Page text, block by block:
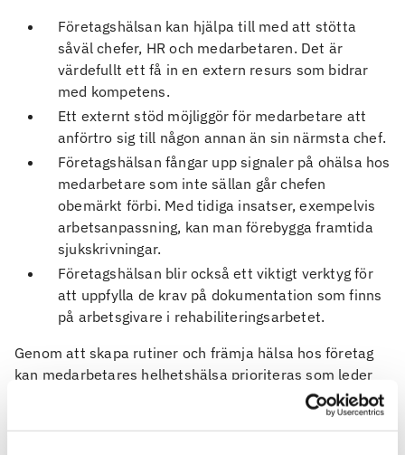
Företagshälsan kan hjälpa till med att stötta
såväl chefer, HR och medarbetaren. Det är
värdefullt ett få in en extern resurs som bidrar
med kompetens.
Ett externt stöd möjliggör för medarbetare att
anförtro sig till någon annan än sin närmsta chef.
Företagshälsan fångar upp signaler på ohälsa hos
medarbetare som inte sällan går chefen
obemärkt förbi. Med tidiga insatser, exempelvis
arbetsanpassning, kan man förebygga framtida
sjukskrivningar.
Företagshälsan blir också ett viktigt verktyg för
att uppfylla de krav på dokumentation som finns
på arbetsgivare i rehabiliteringsarbetet.
Genom att skapa rutiner och främja hälsa hos företag
kan medarbetares helhetshälsa prioriteras som leder
till friskare liv och mer produktivitet i arbetet.
Se vårt webbinarium om de nya föreskrifternahär.